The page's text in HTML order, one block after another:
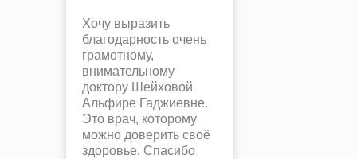
Хочу выразить
благодарность очень
грамотному,
внимательному
доктору Шейховой
Альфире Гаджиевне.
Это врач, которому
можно доверить своё
здоровье. Спасибо